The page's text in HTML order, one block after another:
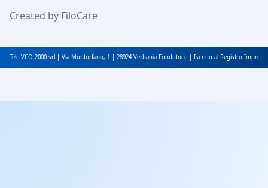
Created by FiloCare
Tele VCO 2000 srl | Via Montorfano, 1 | 28924 Verbania Fondotoce | Iscritto al Registro Imprese